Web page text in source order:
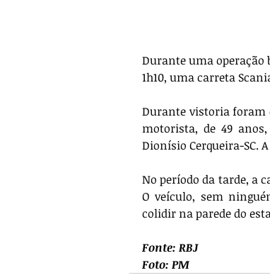
Durante uma operação
1h10, uma carreta
Durante vistoria foram
motorista, de 49
Dionísio Cerqueira-SC.
No período da tarde, a
O veículo, sem
colidir na parede do
Fonte: RBJ
Foto: PM